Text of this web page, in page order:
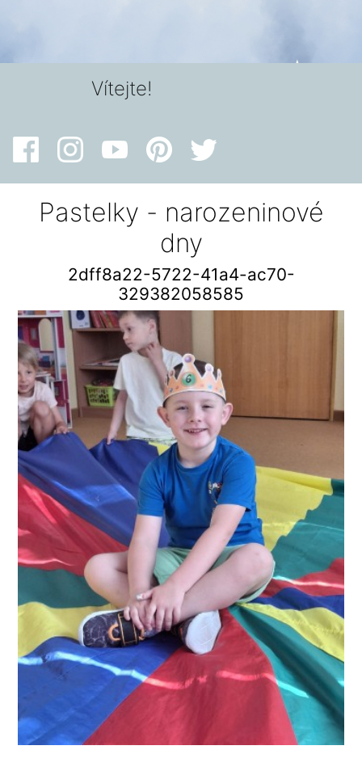
Vítejte!
Pastelky - narozeninové
dny
2dff8a22-5722-41a4-ac70-
329382058585